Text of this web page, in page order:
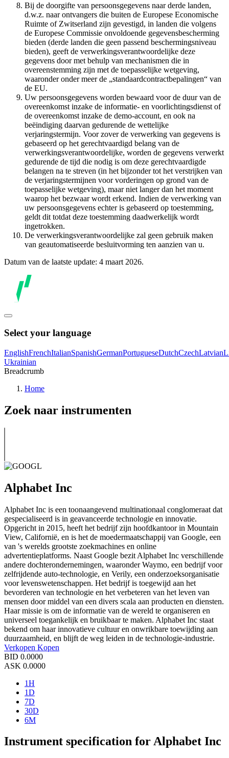
Bij de doorgifte van persoonsgegevens naar derde landen,
d.w.z. naar ontvangers die buiten de Europese Economische
Ruimte of Zwitserland zijn gevestigd, in landen die volgens
de Europese Commissie onvoldoende gegevensbescherming
bieden (derde landen die geen passend beschermingsniveau
bieden), geeft de verwerkingsverantwoordelijke deze
gegevens door met behulp van mechanismen die in
overeenstemming zijn met de toepasselijke wetgeving,
waaronder onder meer de „standaardcontractbepalingen“ van
de EU.
Uw persoonsgegevens worden bewaard voor de duur van de
overeenkomst inzake de informatie- en voorlichtingsdienst of
de overeenkomst inzake de demo-account, en ook na
beëindiging daarvan gedurende de wettelijke
verjaringstermijn. Voor zover de verwerking van gegevens is
gebaseerd op het gerechtvaardigd belang van de
verwerkingsverantwoordelijke, worden de gegevens verwerkt
gedurende de tijd die nodig is om deze gerechtvaardigde
belangen na te streven (in het bijzonder tot het verstrijken van
de verjaringstermijnen voor vorderingen op grond van de
toepasselijke wetgeving), maar niet langer dan het moment
waarop het bezwaar wordt erkend. Indien de verwerking van
uw persoonsgegevens echter is gebaseerd op toestemming,
geldt dit totdat deze toestemming daadwerkelijk wordt
ingetrokken.
De verwerkingsverantwoordelijke zal geen gebruik maken
van geautomatiseerde besluitvorming ten aanzien van u.
Datum van de laatste update: 4 maart 2026.
Select your language
EnglishFrenchItalianSpanishGermanPortugueseDutchCzechLatvian
Ukrainian
Breadcrumb
Home
Zoek naar instrumenten
Alphabet Inc
Alphabet Inc is een toonaangevend multinationaal conglomeraat dat
gespecialiseerd is in geavanceerde technologie en innovatie.
Opgericht in 2015, heeft het bedrijf zijn hoofdkantoor in Mountain
View, Californië, en is het de moedermaatschappij van Google, een
van 's werelds grootste zoekmachines en online
advertentieplatforms. Naast Google bezit Alphabet Inc verschillende
andere dochterondernemingen, waaronder Waymo, een bedrijf voor
zelfrijdende auto-technologie, en Verily, een onderzoeksorganisatie
voor levenswetenschappen. Het bedrijf is toegewijd aan het
bevorderen van technologie en het verbeteren van het leven van
mensen door middel van een divers scala aan producten en diensten.
Haar missie is om de informatie van de wereld te organiseren en
universeel toegankelijk en bruikbaar te maken. Alphabet Inc staat
bekend om haar innovatieve cultuur en onwrikbare toewijding aan
duurzaamheid, en blijft de weg leiden in de technologie-industrie.
Verkopen Kopen
BID 0.0000
ASK 0.0000
1H
1D
7D
30D
6M
Instrument specification for Alphabet Inc